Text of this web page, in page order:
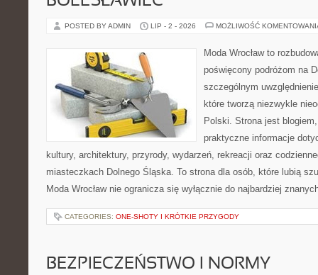
POSTED BY ADMIN LIP - 2 - 2026 MOŻLIWOŚĆ
Moda Wrocław to
poświęcony podróżom na
szczególnym
które tworzą niezwykle
Polski. Strona jest
praktyczne informacje
kultury, architektury, przyrody, wydarzeń, rekreacji oraz
miasteczkach Dolnego Śląska. To strona dla osób, które lubią
Moda Wrocław nie ogranicza się wyłącznie do najbardziej
CATEGORIES: ONE-SHOTY I KRÓTKIE PRZYGODY
BEZPIECZEŃSTWO I NORMY